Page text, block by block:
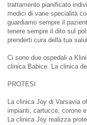
trattamento pianificato
medici di varie specialità
guardiamo sempre il
tenere sempre il dito sul
prenderti cura della tua
Ci sono due ospedali a
clinica Babice. La clinica
PROTESI
La clinica Joy di Varsavia
impianti, cartucce, corone
La clinica Joy realizza